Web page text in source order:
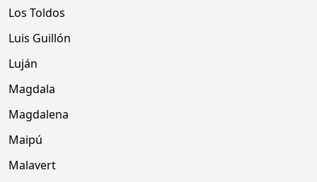
Los Toldos
Luis Guillón
Luján
Magdala
Magdalena
Maipú
Malavert